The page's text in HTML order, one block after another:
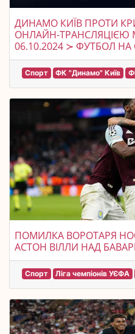
ДИНАМО КИЇВ ПРОТИ
ОНЛАЙН-ТРАНСЛЯЦІЄЮ
06.10.2024 ≻ ФУТБОЛ НА
Спорт ФК "Динамо" Київ
ПОМИЛКА ВОРОТАРЯ
АСТОН ВІЛЛИ НАД
Спорт Ліга чемпіонів УЄФА